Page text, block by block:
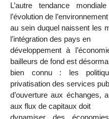
L’autre tendance
l’évolution de l’environnement
au sein duquel naissent les
l’intégration des pays en
développement à
bailleurs de fond est
bien connu : les
privatisation des services
d’ouverture aux échanges,
aux flux de capitaux doit
dynamiser des